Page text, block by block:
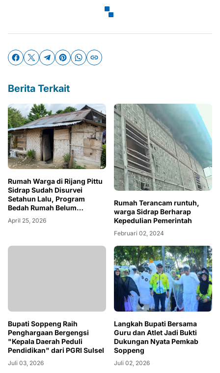
Berita Terkait
Rumah Warga di Rijang Pittu
Sidrap Sudah Disurvei
Setahun Lalu, Program
Bedah Rumah Belum
Terealisasi
April 25, 2026
Rumah Terancam runtuh,
warga Sidrap Berharap
Kepedulian Pemerintah
Februari 02, 2024
Bupati Soppeng Raih
Penghargaan Bergengsi
"Kepala Daerah Peduli
Pendidikan" dari PGRI Sulsel
Juli 03, 2026
Langkah Bupati Bersama
Guru dan Atlet Jadi Bukti
Dukungan Nyata Pemkab
Soppeng
Juli 02, 2026